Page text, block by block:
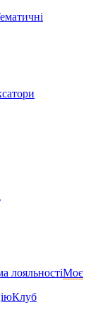
лояльностіМоє
Клуб